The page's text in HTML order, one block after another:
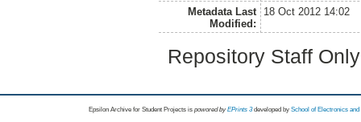
Metadata Last
Modified:
18 Oct 2012 14:02
Repository Staff
Epsilon Archive for Student Projects is powored byEPrints 3 developed by School of Electronics